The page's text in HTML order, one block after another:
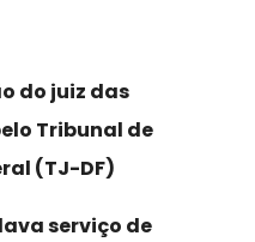
do juiz das
Tribunal de
(TJ-DF)
serviço de